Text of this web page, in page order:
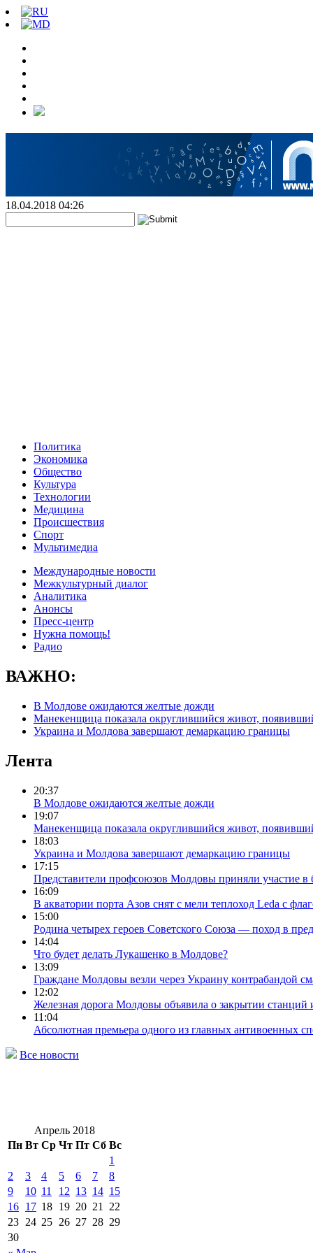
18.04.2018 04:26
Политика
Экономика
Общество
Культура
Технологии
Медицина
Происшествия
Спорт
Мультимедиа
Международные новости
Межкультурный диалог
Аналитика
Анонсы
Пресс-центр
Нужна помощь!
Радио
ВАЖНО:
В Молдове ожидаются желтые дожди
Манекенщица показала округлившийся живот,
Украина и Молдова завершают демаркацию границы
Лента
20:37
В Молдове ожидаются желтые дожди
19:07
Манекенщица показала округлившийся живот,
18:03
Украина и Молдова завершают демаркацию границы
17:15
Представители профсоюзов Молдовы приняли участие
16:09
В акватории порта Азов снят с мели теплоход Leda с
15:00
Родина четырех героев Советского Союза — поход в
14:04
Что будет делать Лукашенко в Молдове?
13:09
Граждане Молдовы везли через Украину контрабандой
12:02
Железная дорога Молдовы объявила о закрытии станций
11:04
Абсолютная премьера одного из главных антивоенных
Все новости
Апрель 2018
Пн Вт Ср Чт Пт Сб Вс
1
2
3 4 5 6 7
8
9
10 11 12 13 14 15
16 17 18 19 20 21
22
23 24 25 26 27 28 29
30